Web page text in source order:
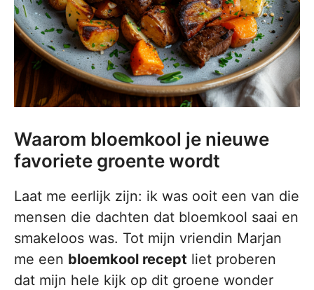
Waarom bloemkool je nieuwe
favoriete groente wordt
Laat me eerlijk zijn: ik was ooit een van die
mensen die dachten dat bloemkool saai en
smakeloos was. Tot mijn vriendin Marjan
me een bloemkool recept liet proberen
dat mijn hele kijk op dit groene wonder